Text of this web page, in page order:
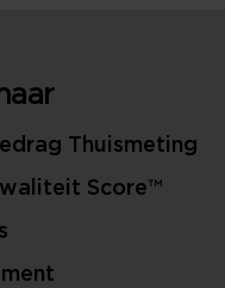
Thuismeting
Score™